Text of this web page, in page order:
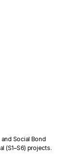
Social Bond
(S1–S6) projects.